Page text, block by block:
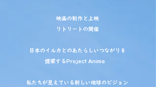
映画の制作と上映
リトリートの開催
日本のイルカとのあたらしいつながりを
​提案するProject Anima
私たちが見えている新しい地球のビジョン